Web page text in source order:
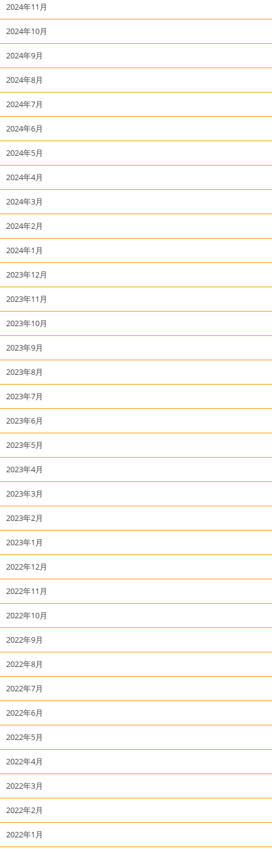
2024年11月
2024年10月
2024年9月
2024年8月
2024年7月
2024年6月
2024年5月
2024年4月
2024年3月
2024年2月
2024年1月
2023年12月
2023年11月
2023年10月
2023年9月
2023年8月
2023年7月
2023年6月
2023年5月
2023年4月
2023年3月
2023年2月
2023年1月
2022年12月
2022年11月
2022年10月
2022年9月
2022年8月
2022年7月
2022年6月
2022年5月
2022年4月
2022年3月
2022年2月
2022年1月